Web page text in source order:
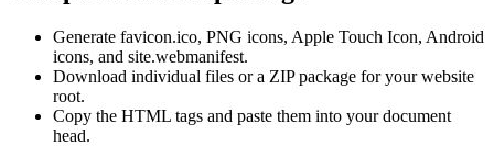
Generate favicon.ico, PNG icons, Apple Touch Icon, Android
icons, and site.webmanifest.
Download individual files or a ZIP package for your website
root.
Copy the HTML tags and paste them into your document
head.